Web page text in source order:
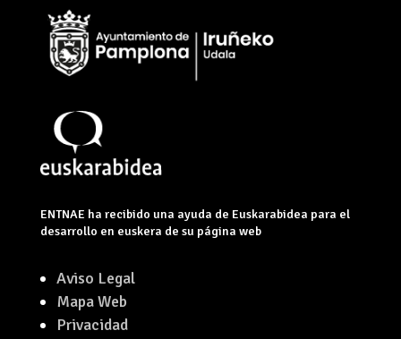
ENTNAE ha recibido una ayuda de Euskarabidea para el
desarrollo en euskera de su página web
Aviso Legal
Mapa Web
Privacidad